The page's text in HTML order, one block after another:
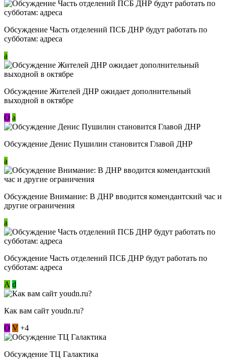
Обсуждение Часть отделений ПСБ ДНР будут работать по
субботам: адреса
a
Обсуждение Жителей ДНР ожидает дополнительный
выходной в октябре
О a
Обсуждение Денис Пушилин становится Главой ДНР
a
Обсуждение Внимание: В ДНР вводится комендантский час и
другие ограничения
a
Обсуждение Часть отделений ПСБ ДНР будут работать по
субботам: адреса
А d
Как вам сайт youdn.ru?
О V +4
Обсуждение ТЦ Галактика